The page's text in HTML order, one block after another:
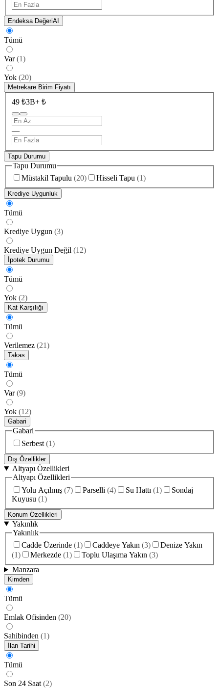
Endeksa DeğeriAI
Tümü
Var (1)
Yok (20)
Metrekare Birim Fiyatı
49 ₺3B+ ₺
—
Tapu Durumu
Tapu Durumu
Müstakil Tapulu (20) Hisseli Tapu (1)
Krediye Uygunluk
Tümü
Krediye Uygun (3)
Krediye Uygun Değil (12)
İpotek Durumu
Tümü
Yok (2)
Kat Karşılığı
Tümü
Verilemez (21)
Takas
Tümü
Var (9)
Yok (12)
Gabari
Gabari
Serbest (1)
Dış Özellikler
Altyapı Özellikleri
Altyapı Özellikleri
Yolu Açılmış (7) Parselli (4) Su Hattı (1)
Sondaj
Kuyusu (1)
Konum Özellikleri
Yakınlık
Yakınlık
Cadde Üzerinde (1) Caddeye Yakın (3)
Denize Yakın
(1) Merkezde (1) Toplu Ulaşıma Yakın (3)
Manzara
Kimden
Tümü
Emlak Ofisinden (20)
Sahibinden (1)
İlan Tarihi
Tümü
Son 24 Saat (2)